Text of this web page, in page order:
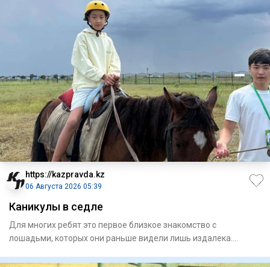
https://kazpravda.kz
06 Августа 2026 05:39
Каникулы в седле
Для многих ребят это первое близкое знакомство с
лошадьми, которых они раньше видели лишь издалека.